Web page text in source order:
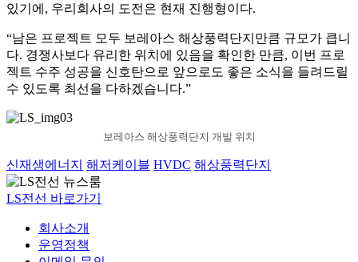
있기에, 우리회사의 도전은 현재 진행형이다.
“남은 프로젝트 모두 보레아스 해상풍력단지만큼 규모가 큽니
다. 경쟁사보다 유리한 위치에 있음을 확인한 만큼, 이번 프로
젝트 수주 성공을 신호탄으로 앞으로도 좋은 소식을 들려드릴
수 있도록 최선을 다하겠습니다.”
보레아스 해상풍력단지 개발 위치
신재생에너지 해저케이블 HVDC 해상풍력단지
LS전선 바로가기
회사소개
운영정책